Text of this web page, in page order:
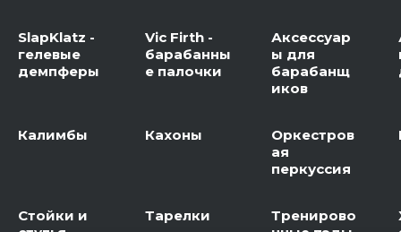
SlapKlatz -
гелевые
демпферы
Vic Firth -
барабанны
е палочки
Аксессуар
ы для
барабанщ
иков
Калимбы Кахоны
Оркестров
ая
перкуссия
Стойки и
Тарелки
Тренирово